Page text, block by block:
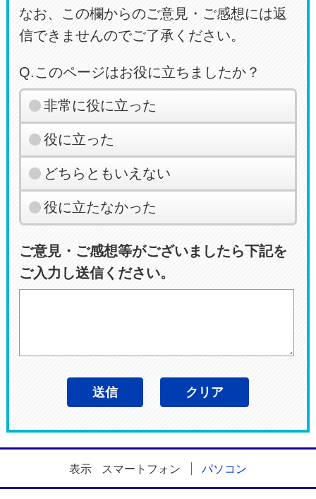
なお、この欄からのご意見・ご感想には返
信できませんのでご了承ください。
Q.このページはお役に立ちましたか？
非常に役に立った
役に立った
どちらともいえない
役に立たなかった
ご意見・ご感想等がございましたら下記を
ご入力し送信ください。
表示 スマートフォン パソコン